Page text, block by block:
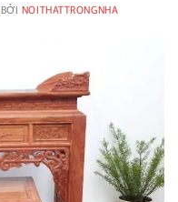
BỞI NOITHATTRONGNHA